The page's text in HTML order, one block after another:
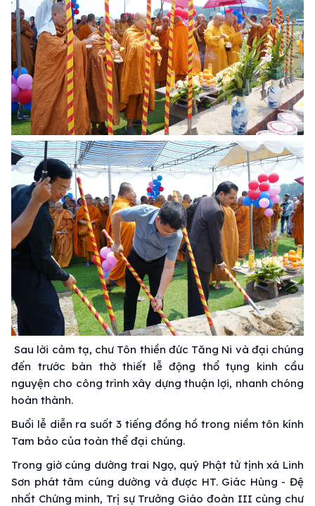
Sau lời cảm tạ, chư Tôn thiền đức Tăng Ni và đại chúng
đến trước bàn thờ thiết lễ động thổ tụng kinh cầu
nguyện cho công trình xây dựng thuận lợi, nhanh chóng
hoàn thành.
Buổi lễ diễn ra suốt 3 tiếng đồng hồ trong niềm tôn kính
Tam bảo của toàn thể đại chúng.
Trong giờ cúng dường trai Ngọ, quý Phật tử tịnh xá Linh
Sơn phát tâm cúng dường và được HT. Giác Hùng - Đệ
nhất Chứng minh, Trị sự Trưởng Giáo đoàn III cùng chư